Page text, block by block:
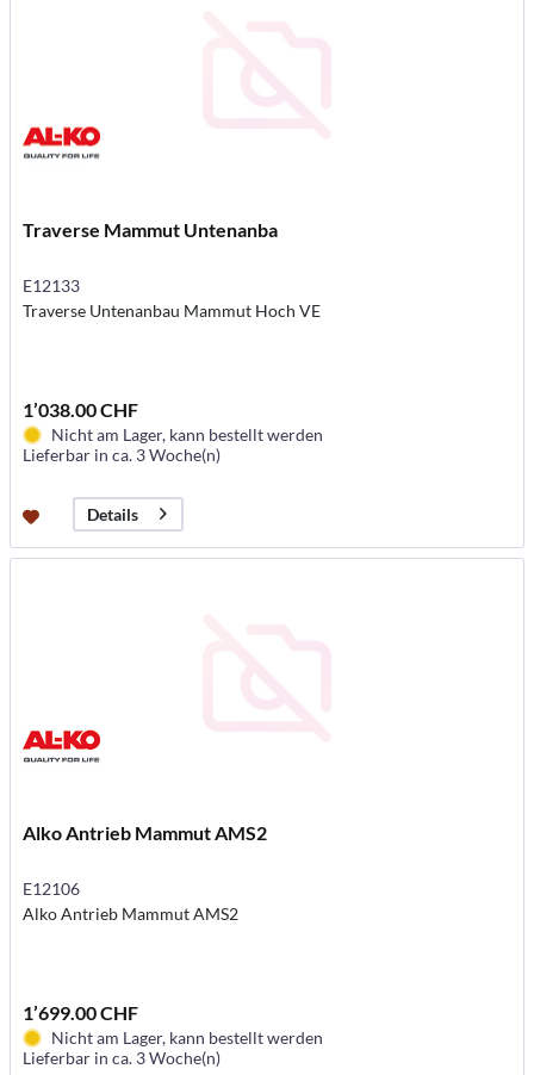
Traverse Mammut Untenanba
E12133
Traverse Untenanbau Mammut Hoch VE
1’038.00 CHF
Nicht am Lager, kann bestellt werden
Lieferbar in ca. 3 Woche(n)
Details
Alko Antrieb Mammut AMS2
E12106
Alko Antrieb Mammut AMS2
1’699.00 CHF
Nicht am Lager, kann bestellt werden
Lieferbar in ca. 3 Woche(n)